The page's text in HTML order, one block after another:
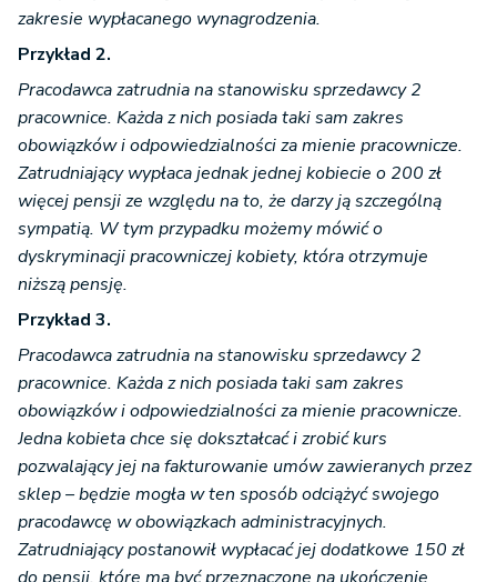
zakresie wypłacanego wynagrodzenia.
Przykład 2.
Pracodawca zatrudnia na stanowisku sprzedawcy 2
pracownice. Każda z nich posiada taki sam zakres
obowiązków i odpowiedzialności za mienie pracownicze.
Zatrudniający wypłaca jednak jednej kobiecie o 200 zł
więcej pensji ze względu na to, że darzy ją szczególną
sympatią. W tym przypadku możemy mówić o
dyskryminacji pracowniczej kobiety, która otrzymuje
niższą pensję.
Przykład 3.
Pracodawca zatrudnia na stanowisku sprzedawcy 2
pracownice. Każda z nich posiada taki sam zakres
obowiązków i odpowiedzialności za mienie pracownicze.
Jedna kobieta chce się dokształcać i zrobić kurs
pozwalający jej na fakturowanie umów zawieranych przez
sklep – będzie mogła w ten sposób odciążyć swojego
pracodawcę w obowiązkach administracyjnych.
Zatrudniający postanowił wypłacać jej dodatkowe 150 zł